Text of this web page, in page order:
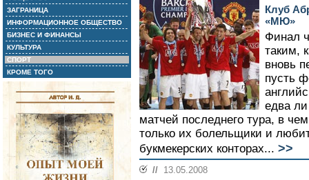
ЗАГРАНИЦА
ИНФОРМАЦИОННОЕ ОБЩЕСТВО
БИЗНЕС И ФИНАНСЫ
КУЛЬТУРА
СПОРТ
КРОМЕ ТОГО
Клуб
«МЮ»
Финал
таким,
вновь
пусть
едва
матчей последнего тура, в
только их болельщики и
букмекерских конторах... >>
// 13.05.2008